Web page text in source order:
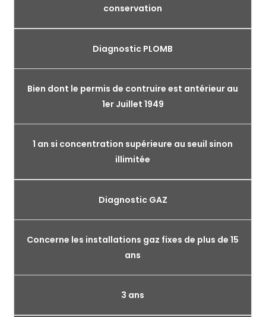
conservation
Diagnostic PLOMB
Bien dont le permis de contruire est antérieur au
1er Juillet 1949
1 an si concentration supérieure au seuil sinon
illimitée
Diagnostic GAZ
Concerne les installations gaz fixes de plus de 15
ans
3 ans